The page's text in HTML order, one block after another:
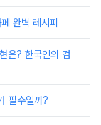
완벽 레시피
은? 한국인의 검
필수일까?